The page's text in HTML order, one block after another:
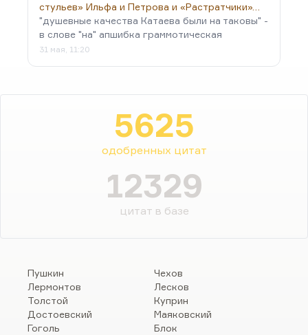
стульев» Ильфа и Петрова и «Растратчики»…
"душевные качества Катаева были на таковы" -
в слове "на" апшибка граммотическая
31 мая, 11:20
5625
одобренных цитат
12329
цитат в базе
Пушкин
Лермонтов
Толстой
Достоевский
Гоголь
Чехов
Лесков
Куприн
Маяковский
Блок